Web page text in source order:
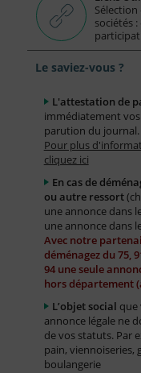
sociétés
Le saviez-vous ?
L'attestation de
immédiatement
parution du journal.
Pour plus
cliquez ici
En cas de
ou autre ressort
une annonce dans
une annonce dans
Avec notre
déménagez du 75,
94 une seule
hors département
L’objet social que
annonce légale ne
de vos statuts. Par
pain, viennoiseries,
boulangerie